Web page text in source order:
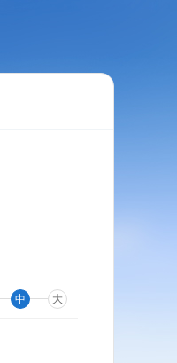
中 大